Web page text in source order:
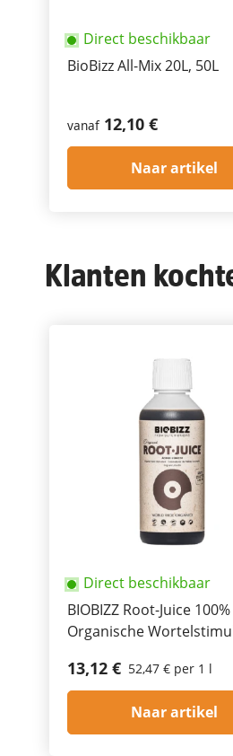
Direct beschikbaar
BioBizz All-Mix 20L, 50L
vanaf 12,10 €
Naar artikel
Klanten
Direct beschikbaar
BIOBIZZ Root-Juice 100%
Organische
13,12 € 52,47 € per 1 l
Naar artikel